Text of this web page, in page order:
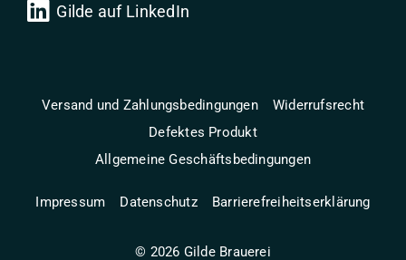
Gilde auf LinkedIn
Versand und Zahlungsbedingungen
Widerrufsrecht
Defektes Produkt
Allgemeine Geschäftsbedingungen
Impressum Datenschutz Barrierefreiheitserklärung
© 2026 Gilde Brauerei